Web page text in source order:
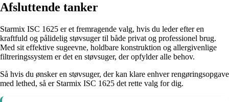
Afsluttende tanker
Starmix ISC 1625 er et fremragende valg, hvis du leder efter en
kraftfuld og pålidelig støvsuger til både privat og professionel brug.
Med sit effektive sugeevne, holdbare konstruktion og allergivenlige
filtreringssystem er det en støvsuger, der opfylder alle behov.
Så hvis du ønsker en støvsuger, der kan klare enhver rengøringsopgave
med lethed, så er Starmix ISC 1625 det rette valg for dig.